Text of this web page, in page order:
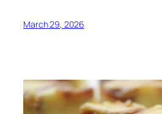
March 29, 2026